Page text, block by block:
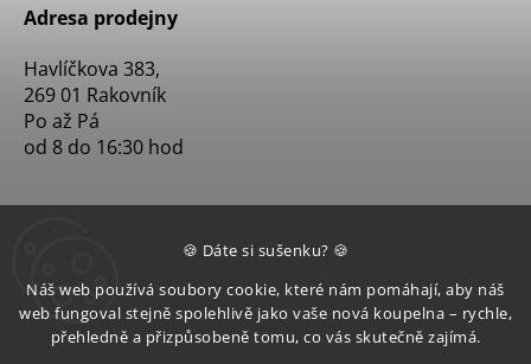
🍪 Dáte si sušenku? 🍪
Náš web používá soubory cookie, které nám pomáhají, aby náš
web fungoval stejně spolehlivě jako vaše nová koupelna – rychle,
přehledně a přizpůsobeně tomu, co vás skutečně zajímá.
Adresa prodejny
Havlíčkova 383,
269 01 Rakovník
Po až Pá
od 8 do 16:30 hod